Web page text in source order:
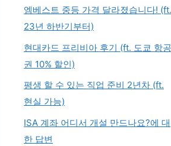
엠베스트 중등 가격 달라졌습니다! (ft.
23년 하반기부터)
현대카드 프리비아 후기 (ft. 도쿄 항공
권 10% 할인)
평생 할 수 있는 직업 준비 2년차 (ft.
현실 가능)
ISA 계좌 어디서 개설 만드나요?에 대
한 답변